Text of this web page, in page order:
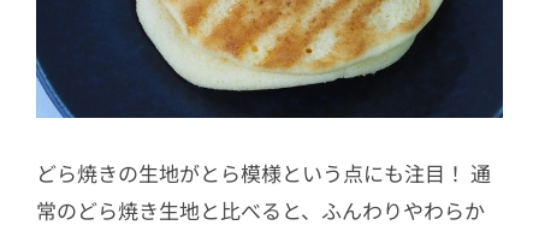
どら焼きの生地がとら模様という点にも注目！ 通
常のどら焼き生地と比べると、ふんわりやわらか